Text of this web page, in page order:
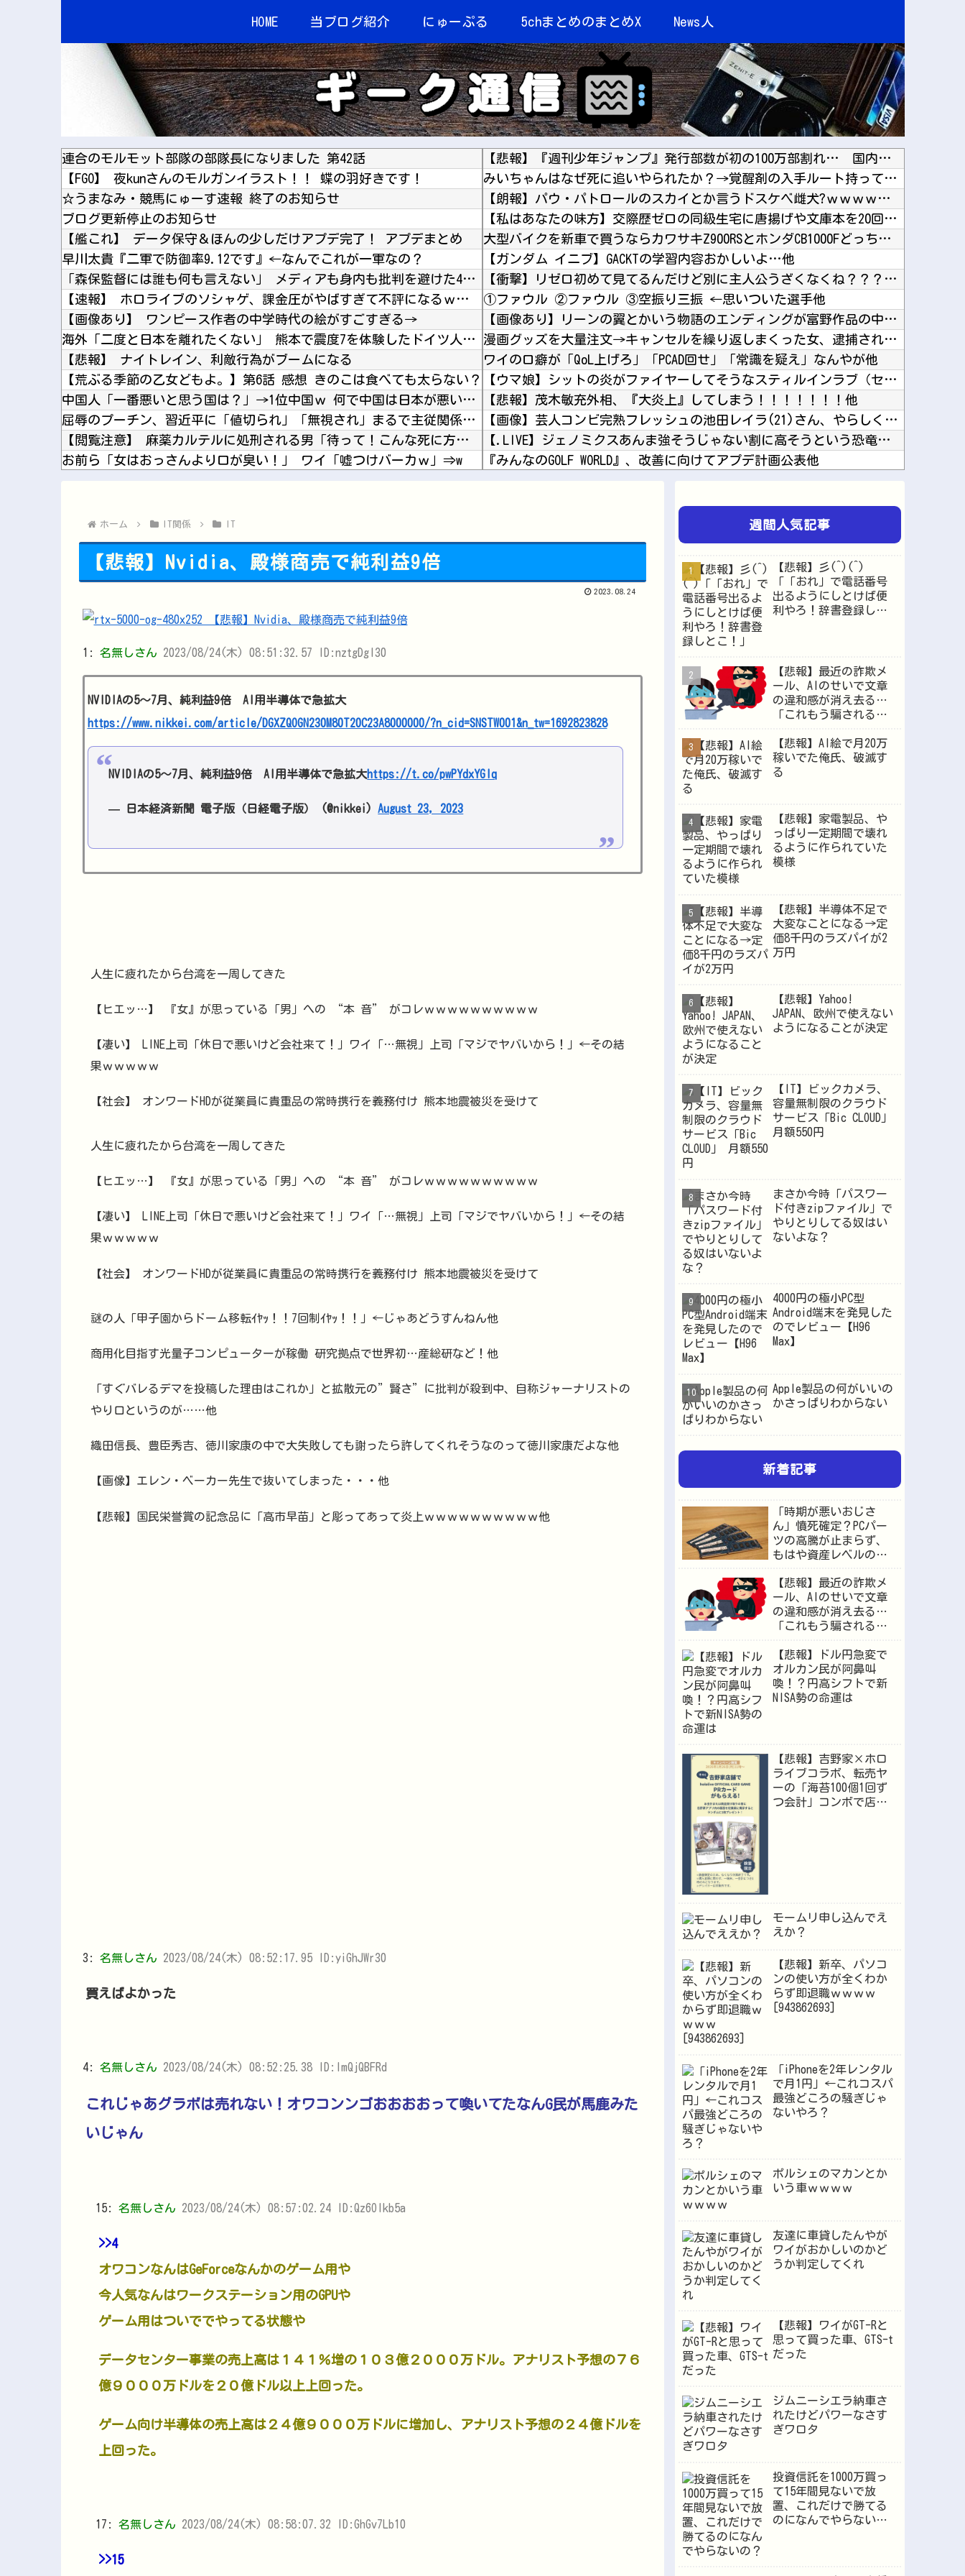
HOME 当ブログ紹介 にゅーぷる 5chまとめのまとめX News人
連合のモルモット部隊の部隊長になりました 第42話
【FGO】 夜kunさんのモルガンイラスト！！ 蝶の羽好きです！
☆うまなみ・競馬にゅーす速報 終了のお知らせ
ブログ更新停止のお知らせ
【艦これ】 データ保守＆ほんの少しだけアプデ完了！ アプデまとめ
早川太貴『二軍で防御率9.12です』←なんでこれが一軍なの？
「森保監督には誰も何も言えない」 メディアも身内も批判を避けた4年間… ブラジル敗戦を招い...
【速報】 ホロライブのソシャゲ、課金圧がやばすぎて不評になるｗｗｗｗｗｗｗｗｗｗ
【画像あり】 ワンピース作者の中学時代の絵がすごすぎる→
海外「二度と日本を離れたくない」 熊本で震度7を体験したドイツ人が語る日本の強さに感動の声
【悲報】 ナイトレイン、利敵行為がブームになる
【荒ぶる季節の乙女どもよ。】第6話 感想 きのこは食べても太らない？
中国人「一番悪いと思う国は？」→1位中国ｗ 何で中国は日本が悪いと思ってるの？
屈辱のプーチン、習近平に「値切られ」「無視され」まるで主従関係…ロシアが中国の属国になりつ...
【閲覧注意】 麻薬カルテルに処刑される男「待って！こんな死に方聞いてない！」⇒ これはヤバ...
お前ら「女はおっさんより口が臭い！」 ワイ「嘘つけバーカｗ」⇒w
【ホロライブ】 ラミィと一緒にレッツワークアウト！ 下半身編
【悲報】『週刊少年ジャンプ』発行部数が初の100万部割れ… 国内の紙雑誌で「100万部超」...
みいちゃんはなぜ死に追いやられたか？→覚醒剤の入手ルート持ってるような半グレに目を付けられ...
【朗報】パウ・パトロールのスカイとか言うドスケベ雌犬?ｗｗｗｗｗｗｗｗｗｗｗｗ他
【私はあなたの味方】交際歴ゼロの同級生宅に唐揚げや文庫本を20回以上届けた24歳女を逮捕他
大型バイクを新車で買うならカワサキZ900RSとホンダCB1000Fどっち？他
【ガンダム イニブ】GACKTの学習内容おかしいよ…他
【衝撃】リゼロ初めて見てるんだけど別に主人公うざくなくね？？？？他
①ファウル ②ファウル ③空振り三振 ←思いついた選手他
【画像あり】リーンの翼とかいう物語のエンディングが富野作品の中でも屈指の美しさを誇る作品他
漫画グッズを大量注文→キャンセルを繰り返しまくった女、逮捕される 被害総額〇〇億他
ワイのロ癖が「QoL上げろ」「PCAD回せ」「常識を疑え」なんやが他
【ウマ娘】シットの炎がファイヤーしてそうなスティルインラブ（セーラーマーズ衣装）他
【悲報】茂木敏充外相、『大炎上』してしまう！！！！！！！他
【画像】芸人コンビ完熟フレッシュの池田レイラ(21)さん、やらしく実ってしまうｗｗｗｗｗｗ...
【.LIVE】ジェノミクスあんま強そうじゃない割に高そうという恐竜デッキの宿命を背負ってる...
『みんなのGOLF WORLD』、改善に向けてアプデ計画公表他
韓国人「日本が韓国文学が完全に定着！ブームを超えて一つのジャンルとして日本人全員に愛されて...
『メイドインアビス』ってマジで深い作品じゃね？他
「こぼれたビールを再利用」……なるほど、これがKビールってヤツか他
【悲報】エアコンのクリーニングしてないやつ他
今iPhone 17 Pro Max買うってあり？他
Powered by livedoor 相互RSS
ホーム IT関係 IT
【悲報】Nvidia、殿様商売で純利益9倍
2023.08.24
1: 名無しさん 2023/08/24(木) 08:51:32.57 ID:nztgDgl30
NVIDIAの5～7月、純利益9倍 AI用半導体で急拡大
https://www.nikkei.com/article/DGXZQOGN230M80T20C23A8000000/?n_cid=SNSTW001&n_tw=1692823828
NVIDIAの5〜7月、純利益9倍 AI用半導体で急拡大https://t.co/pwPYdxYGIq
— 日本経済新聞 電子版（日経電子版） (@nikkei) August 23, 2023
人生に疲れたから台湾を一周してきた
【ヒエッ…】 『女』が思っている「男」への “本 音” がコレｗｗｗｗｗｗｗｗｗｗ
【凄い】 LINE上司「休日で悪いけど会社来て！」ワイ「…無視」上司「マジでヤバいから！」←その結
果ｗｗｗｗｗ
【社会】 オンワードHDが従業員に貴重品の常時携行を義務付け 熊本地震被災を受けて
人生に疲れたから台湾を一周してきた
【ヒエッ…】 『女』が思っている「男」への “本 音” がコレｗｗｗｗｗｗｗｗｗｗ
【凄い】 LINE上司「休日で悪いけど会社来て！」ワイ「…無視」上司「マジでヤバいから！」←その結
果ｗｗｗｗｗ
【社会】 オンワードHDが従業員に貴重品の常時携行を義務付け 熊本地震被災を受けて
謎の人「甲子園からドーム移転ｲﾔｯ！！7回制ｲﾔｯ！！」←じゃあどうすんねん他
商用化目指す光量子コンピューターが稼働 研究拠点で世界初…産総研など！他
「すぐバレるデマを投稿した理由はこれか」と拡散元の”賢さ”に批判が殺到中、自称ジャーナリストの
やり口というのが……他
織田信長、豊臣秀吉、徳川家康の中で大失敗しても謝ったら許してくれそうなのって徳川家康だよな他
【画像】エレン・ベーカー先生で抜いてしまった・・・他
【悲報】国民栄誉賞の記念品に「高市早苗」と彫ってあって炎上ｗｗｗｗｗｗｗｗｗｗ他
3: 名無しさん 2023/08/24(木) 08:52:17.95 ID:yiGhJWr30
買えばよかった
4: 名無しさん 2023/08/24(木) 08:52:25.38 ID:ImQjQBFRd
これじゃあグラボは売れない！オワコンンゴおおおおって喚いてたなんG民が馬鹿みた
いじゃん
15: 名無しさん 2023/08/24(木) 08:57:02.24 ID:Qz6OIkb5a
>>4
オワコンなんはGeForceなんかのゲーム用や
今人気なんはワークステーション用のGPUや
ゲーム用はついででやってる状態や
データセンター事業の売上高は１４１％増の１０３億２０００万ドル。アナリスト予想の７６
億９０００万ドルを２０億ドル以上上回った。
ゲーム向け半導体の売上高は２４億９０００万ドルに増加し、アナリスト予想の２４億ドルを
上回った。
17: 名無しさん 2023/08/24(木) 08:58:07.32 ID:GhGv7Lb10
>>15
週間人気記事
【悲報】彡(^)(^)
「「おれ」で電話番号
出るようにしとけば便
利やろ！辞書登録しと
【悲報】最近の詐欺メ
ール、AIのせいで文章
の違和感が消え去る…
「これもう騙されるや
【悲報】AI絵で月20万
稼いでた俺氏、破滅す
る
【悲報】家電製品、や
っぱり一定期間で壊れ
るように作られていた
模様
【悲報】半導体不足で
大変なことになる→定
価8千円のラズパイが2
万円
【悲報】Yahoo!
JAPAN、欧州で使えない
ようになることが決定
【IT】ビックカメラ、
容量無制限のクラウド
サービス「Bic CLOUD」
月額550円
まさか今時「パスワー
ド付きzipファイル」で
やりとりしてる奴はい
ないよな？
4000円の極小PC型
Android端末を発見した
のでレビュー【H96
Max】
Apple製品の何がいいの
かさっぱりわからない
新着記事
「時期が悪いおじさ
ん」憤死確定？PCパー
ツの高騰が止まらず、
もはや資産レベルの価
【悲報】最近の詐欺メ
ール、AIのせいで文章
の違和感が消え去る…
「これもう騙されるや
【悲報】ドル円急変で
オルカン民が阿鼻叫
喚！？円高シフトで新
NISA勢の命運は
【悲報】吉野家×ホロ
ライブコラボ、転売ヤ
ーの「海苔100個1回ず
つ会計」コンボで店員
モームリ申し込んでえ
えか？
【悲報】新卒、パソコ
ンの使い方が全くわか
らず即退職ｗｗｗｗ
[943862693]
「iPhoneを2年レンタル
で月1円」←これコスパ
最強どころの騒ぎじゃ
ないやろ？
ポルシェのマカンとか
いう車ｗｗｗｗ
友達に車貸したんやが
ワイがおかしいのかど
うか判定してくれ
【悲報】ワイがGT-Rと
思って買った車、GTS-t
だった
ジムニーシエラ納車さ
れたけどパワーなさす
ぎワロタ
投資信託を1000万買っ
て15年間見ないで放
置、これだけで勝てる
のになんでやらない